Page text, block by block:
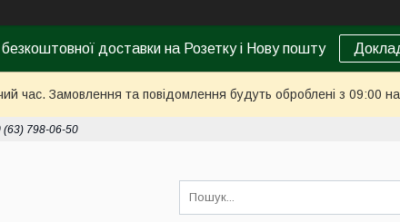
доставки на Розетку і Нову пошту
час. Замовлення та повідомлення будуть оброблені з 09:00
(63) 798-06-50